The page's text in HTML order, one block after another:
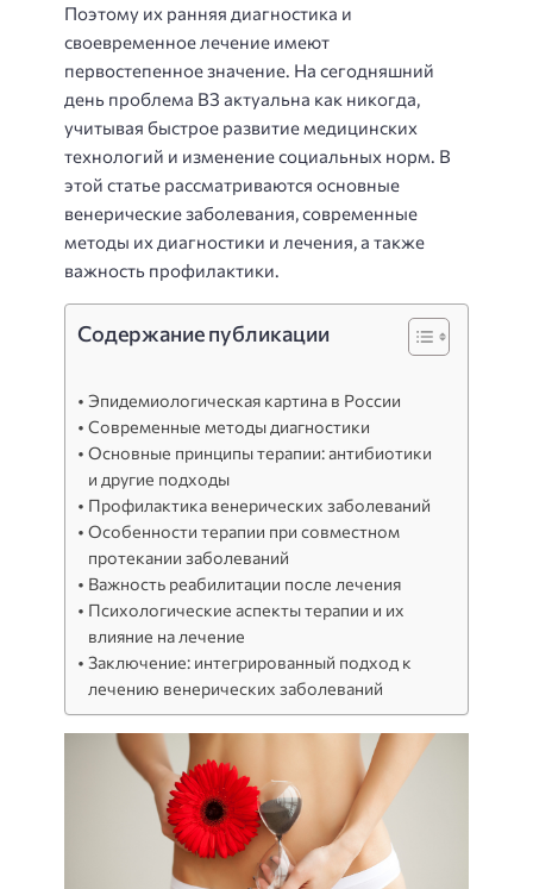
Поэтому их ранняя диагностика и
своевременное лечение имеют
первостепенное значение. На сегодняшний
день проблема ВЗ актуальна как никогда,
учитывая быстрое развитие медицинских
технологий и изменение социальных норм. В
этой статье рассматриваются основные
венерические заболевания, современные
методы их диагностики и лечения, а также
важность профилактики.
Содержание публикации
Эпидемиологическая картина в России
Современные методы диагностики
Основные принципы терапии: антибиотики
и другие подходы
Профилактика венерических заболеваний
Особенности терапии при совместном
протекании заболеваний
Важность реабилитации после лечения
Психологические аспекты терапии и их
влияние на лечение
Заключение: интегрированный подход к
лечению венерических заболеваний